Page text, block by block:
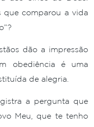
que comparou a vida
dão a impressão
obediência é uma
de alegria.
a pergunta que
Meu, que te tenho